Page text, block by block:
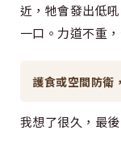
近，牠會發出低
一口。力道不重
護食或空間防衛
我想了很久，最